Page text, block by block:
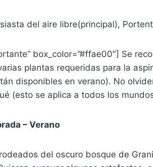
del aire libre(principal),
box_color=”#ffae00″] Se
plantas requeridas para la
disponibles en verano). No
(esto se aplica a todos los
– Verano
del oscuro bosque de